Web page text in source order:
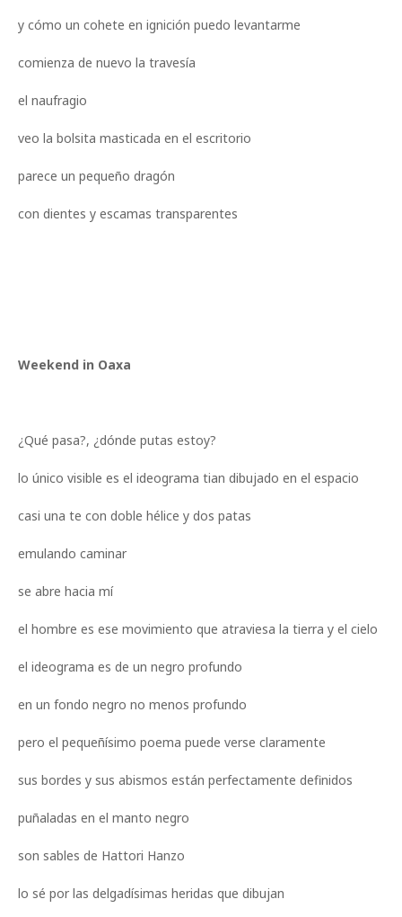
y cómo un cohete en ignición puedo levantarme
comienza de nuevo la travesía
el naufragio
veo la bolsita masticada en el escritorio
parece un pequeño dragón
con dientes y escamas transparentes
Weekend in Oaxa
¿Qué pasa?, ¿dónde putas estoy?
lo único visible es el ideograma tian dibujado en el espacio
casi una te con doble hélice y dos patas
emulando caminar
se abre hacia mí
el hombre es ese movimiento que atraviesa la tierra y el cielo
el ideograma es de un negro profundo
en un fondo negro no menos profundo
pero el pequeñísimo poema puede verse claramente
sus bordes y sus abismos están perfectamente definidos
puñaladas en el manto negro
son sables de Hattori Hanzo
lo sé por las delgadísimas heridas que dibujan